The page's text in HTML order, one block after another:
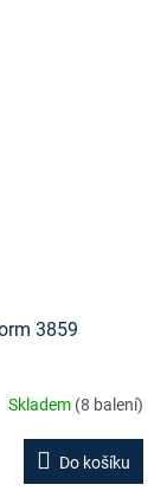
3859
Skladem (8 balení)
Do košíku